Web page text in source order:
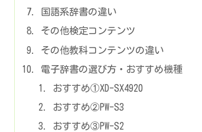
国語系辞書の違い
その他検定コンテンツ
その他教科コンテンツの違い
電子辞書の選び方・おすすめ機種
おすすめ①XD-SX4920
おすすめ②PW-S3
おすすめ③PW-S2